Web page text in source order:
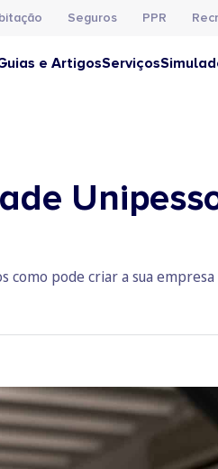
Seguros PPR
e ArtigosServiços
como pode criar a sua